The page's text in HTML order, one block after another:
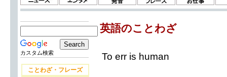
カスタム検索
ことわざ・フレーズ
英語のことわざ
To err is human